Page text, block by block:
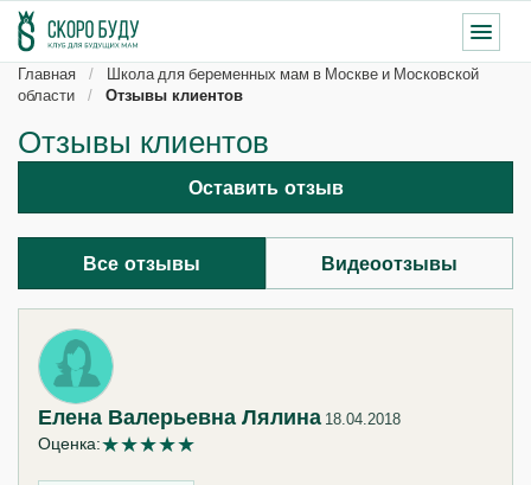
Главная
Школа для беременных мам в Москве и Московской
области
Отзывы клиентов
Отзывы клиентов
Оставить отзыв
Все отзывы Видеоотзывы
Елена Валерьевна Лялина 18.04.2018
Оценка:★★★★★